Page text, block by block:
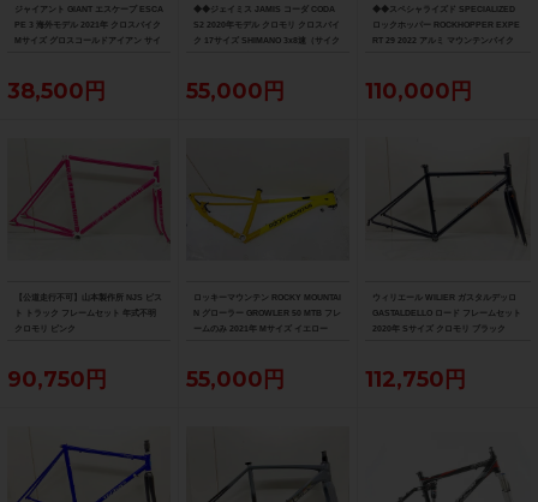
ジャイアント GIANT エスケープ ESCA
PE 3 海外モデル 2021年 クロスバイク
Mサイズ グロスコールドアイアン サイ
38,500円
◆◆ジェイミス JAMIS コーダ CODA
S2 2020年モデル クロモリ クロスバイ
ク 17サイズ SHIMANO 3x8速（サイク
55,000円
◆◆スペシャライズド SPECIALIZED
ロックホッパー ROCKHOPPER EXPE
RT 29 2022 アルミ マウンテンバイク
送）
110,000円
【公道走行不可】山本製作所 NJS ピス
ト トラック フレームセット 年式不明
クロモリ ピンク
90,750円
ロッキーマウンテン ROCKY MOUNTAI
N グローラー GROWLER 50 MTB フレ
ームのみ 2021年 Mサイズ イエロー
55,000円
ウィリエール WILIER ガスタルデッロ
GASTALDELLO ロード フレームセット
2020年 Sサイズ クロモリ ブラック
112,750円